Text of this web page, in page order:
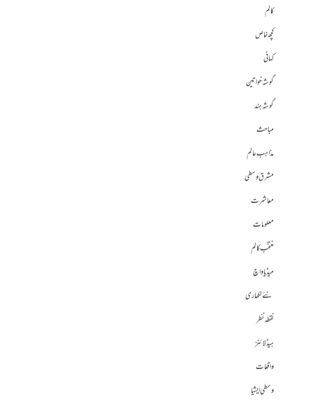
کالم
کچھ خاص
کہانی
گوشہ خواتین
گوشہ ہند
مباحث
مذاہب عالم
مشرق وسطی
معاشرت
معلومات
منتخب کالم
میڈیا واچ
نئے لکھاری
نقطہ نظر
ہیڈلائنز
واقعات
وسطی ایشیا